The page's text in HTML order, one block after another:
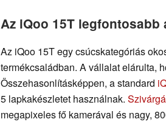
Az iQoo 15T legfontosabb
Az iQoo 15T egy csúcskategóriás
termékcsaládban. A vállalat elárulta,
Összehasonlításképpen, a standard
5 lapkakészletet használnak.
megapixeles fő kamerával és nagy,